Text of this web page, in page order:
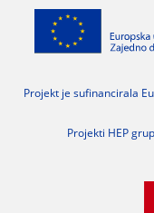
Projekt je sufinancirala
Projekti HEP